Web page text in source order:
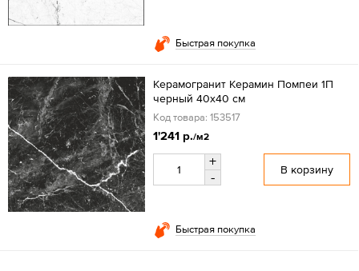
Быстрая покупка
Керамогранит Керамин Помпеи 1П
черный 40х40 см
Код товара: 153517
1'241 р./м2
+
-
В корзину
Быстрая покупка